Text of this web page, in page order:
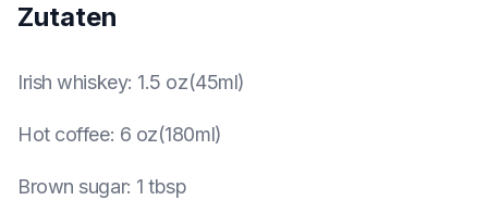
Zutaten
Irish whiskey: 1.5 oz(45ml)
Hot coffee: 6 oz(180ml)
Brown sugar: 1 tbsp